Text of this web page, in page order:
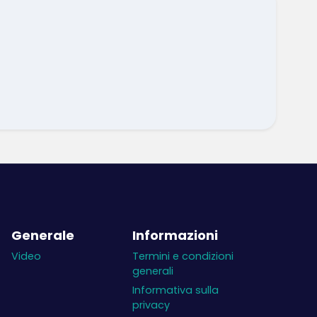
Generale
Video
Informazioni
Termini e condizioni
generali
Informativa sulla
privacy